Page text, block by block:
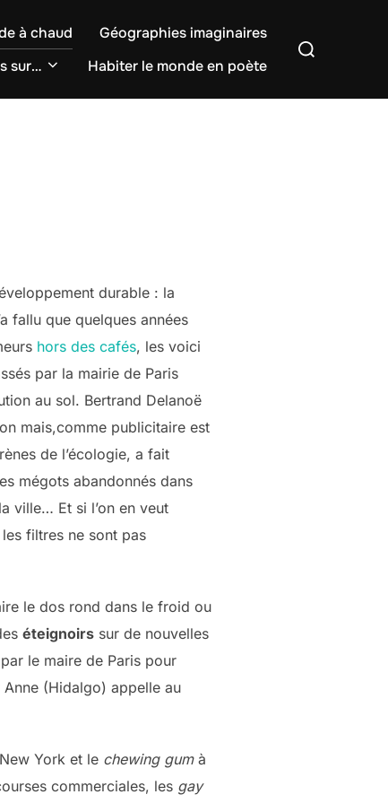
à chaud
Géographies imaginaires
sur… Habiter le monde en poète
Rechercher :
durable : la
fallu que quelques années
hors des cafés, les voici
par la mairie de Paris
au sol. Bertrand Delanoë
mais,comme publicitaire est
de l’écologie, a fait
mégots abandonnés dans
ville… Et si l’on en veut
filtres ne sont pas
le dos rond dans le froid ou
éteignoirs sur de nouvelles
le maire de Paris pour
(Hidalgo) appelle au
York et le chewing gumà
commerciales, les gay